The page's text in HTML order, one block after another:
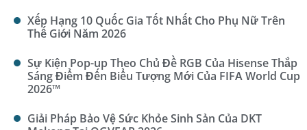
Xếp Hạng 10 Quốc Gia Tốt Nhất Cho Phụ Nữ Trên
Thế Giới Năm 2026
Sự Kiện Pop-up Theo Chủ Đề RGB Của Hisense Thắp
Sáng Điểm Đến Biểu Tượng Mới Của FIFA World Cup
2026™
Giải Pháp Bảo Vệ Sức Khỏe Sinh Sản Của DKT